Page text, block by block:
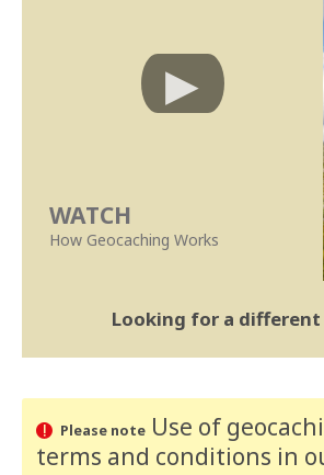
WATCH
How Geocaching Works
Looking for a
Please noteUse of
terms and conditions in